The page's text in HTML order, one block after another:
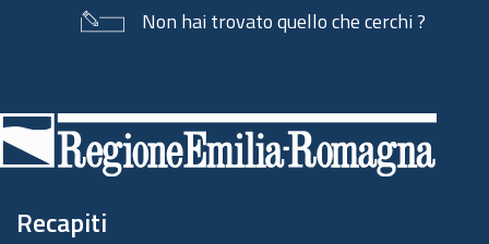
Non hai trovato quello che cerchi ?
di
pagina
Recapiti